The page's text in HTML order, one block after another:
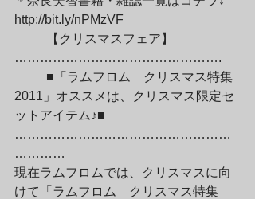
http://bit.ly/nPMzVF
………………………………………….
2011」オススメは、クリスマス限定セ
ットアイテム♪■
……………………………………………
…………
現在ラムフロムでは、クリスマスに向
けて「ラムフロム　クリスマス特集